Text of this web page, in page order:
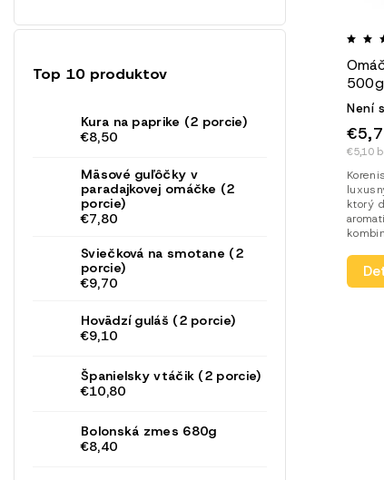
Top 10 produktov
Kura na paprike (2 porcie)
€8,50
Mäsové guľôčky v
paradajkovej omáčke (2
porcie)
€7,80
Sviečková na smotane (2
porcie)
€9,70
Hovädzí guláš (2 porcie)
€9,10
Španielsky vtáčik (2 porcie)
€10,80
Bolonská zmes 680g
€8,40
500g
Není
€5,10
ktorý